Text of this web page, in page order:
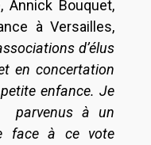
Annick Bouquet,
à Versailles,
d’élus
en concertation
enfance. Je
parvenus à un
face à ce vote